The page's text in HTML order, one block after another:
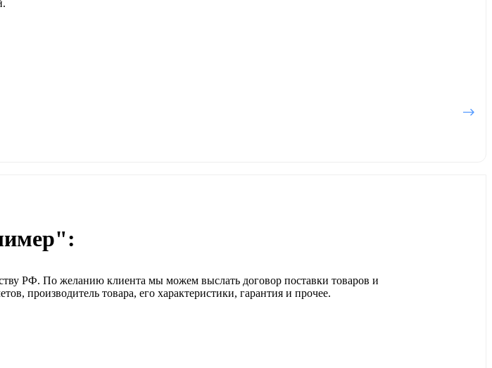
РФ. По желанию клиента мы можем выслать договор поставки товаров и
производитель товара, его характеристики, гарантия и прочее.